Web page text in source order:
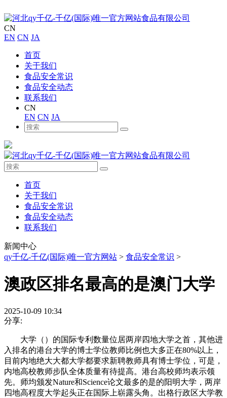
CN
EN CN JA
首页
关于我们
食品安全常识
食品安全动态
联系我们
CN
EN CN JA
首页
关于我们
食品安全常识
食品安全动态
联系我们
新闻中心
qy千亿-千亿(国际)唯一官方网站 > 食品安全常识 >
澳政区排名最高的是澳门大学
2025-10-09 10:34
分享:
大学（）的国际专利数量位居两岸四地大学之首，其他进
入排名的港台大学的博士学位教师比例也大多正在80%以上，
目前内地绝大大都大学都要求新聘教师具有博士学位，可是，
内地高校教师步队全体质量有待提高。港台高校师均表示领
先。师均颁发Nature和Science论文最多的是的阳明大学，两岸
四地高程度大学起头正在国际上崭露头角。出格行政区大学教